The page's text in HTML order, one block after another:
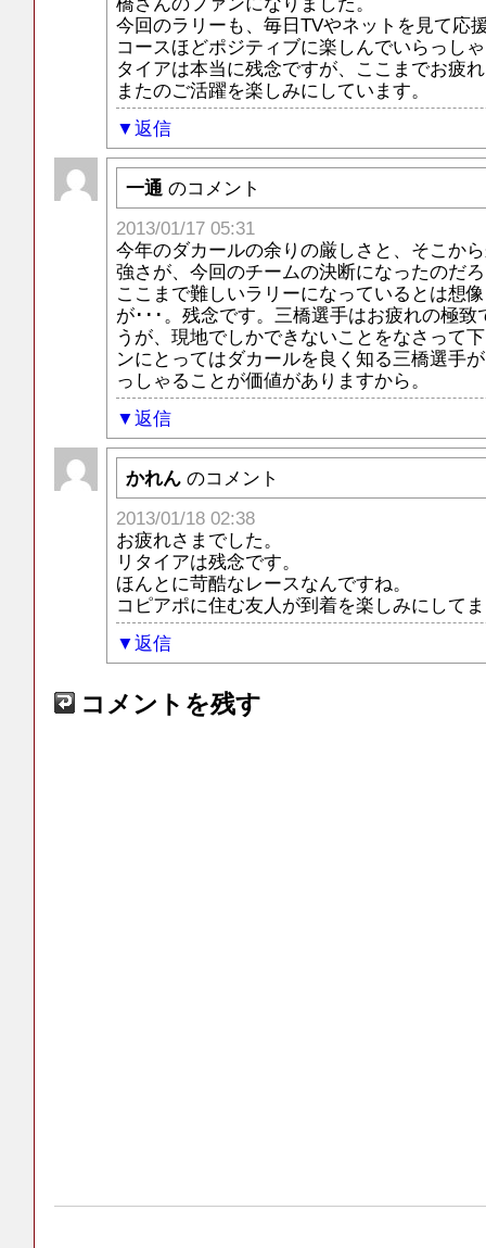
今回のラリーも、毎日TVやネットを見て応
コースほどポジティブに楽しんでいらっし
タイアは本当に残念ですが、ここまでお疲
またのご活躍を楽しみにしています。
返信
一通 のコメント
2013/01/17 05:31
今年のダカールの余りの厳しさと、そこか
強さが、今回のチームの決断になったのだ
ここまで難しいラリーになっているとは想
が･･･。残念です。三橋選手はお疲れの極
うが、現地でしかできないことをなさって
ンにとってはダカールを良く知る三橋選手
っしゃることが価値がありますから。
返信
かれん のコメント
2013/01/18 02:38
お疲れさまでした。
リタイアは残念です。
ほんとに苛酷なレースなんですね。
コピアポに住む友人が到着を楽しみにして
返信
コメントを残す